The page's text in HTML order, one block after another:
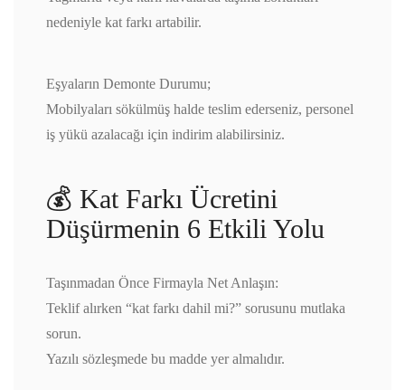
nedeniyle kat farkı artabilir.
Eşyaların Demonte Durumu;
Mobilyaları sökülmüş halde teslim ederseniz, personel
iş yükü azalacağı için indirim alabilirsiniz.
💰 Kat Farkı Ücretini
Düşürmenin 6 Etkili Yolu
Taşınmadan Önce Firmayla Net Anlaşın:
Teklif alırken “kat farkı dahil mi?” sorusunu mutlaka
sorun.
Yazılı sözleşmede bu madde yer almalıdır.